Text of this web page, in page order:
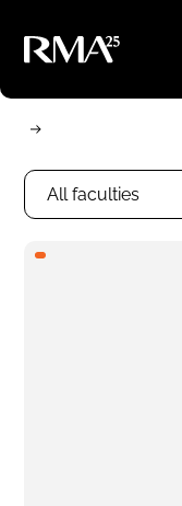
All faculties